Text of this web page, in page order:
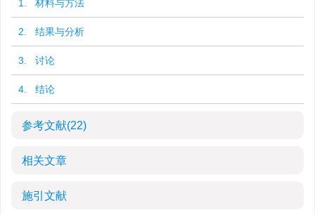
1. 材料与方法
2. 结果与分析
3. 讨论
4. 结论
参考文献(22)
相关文章
施引文献